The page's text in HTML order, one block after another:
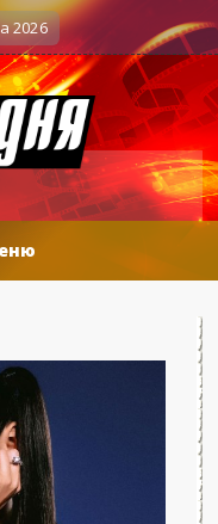
у Соловьёва
2026